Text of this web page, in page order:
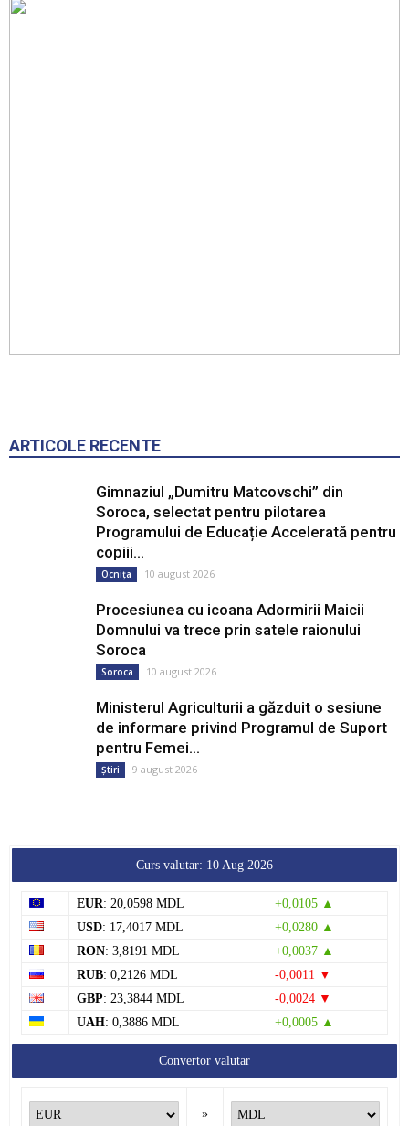
Gimnaziul „Dumitru Matcovschi” din
Soroca, selectat pentru pilotarea
Programului de Educație Accelerată pentru
copiii...
Ocnița
Procesiunea cu icoana Adormirii Maicii
Domnului va trece prin satele raionului
Soroca
Soroca
Ministerul Agriculturii a găzduit o sesiune
de informare privind Programul de Suport
pentru Femei...
9 august 2026
USD: 17,4017 MDL
+0,0280 ▲
RON : 3,8191 MDL
+0,0037 ▲
RUB: 0,2126 MDL
-0,0011 ▼
GBP: 23,3844 MDL
-0,0024 ▼
UAH: 0,3886 MDL +0,0005 ▲